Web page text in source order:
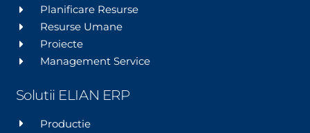
Planificare Resurse
Resurse Umane
Proiecte
Management Service
Solutii ELIAN ERP
Productie